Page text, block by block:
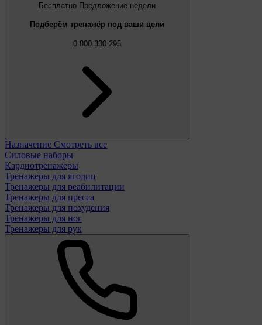
Бесплатно Предложение недели
Подберём тренажёр под ваши цели
0 800 330 295
Назначение Смотреть все
Силовые наборы
Кардиотренажеры
Тренажеры для ягодиц
Тренажеры для реабилитации
Тренажеры для пресса
Тренажеры для похудения
Тренажеры для ног
Тренажеры для рук